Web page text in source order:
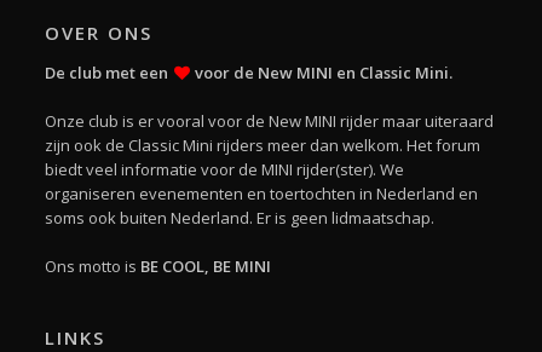
OVER ONS
De club met een voor de New MINI en Classic Mini.
Onze club is er vooral voor de New MINI rijder maar uiteraard
zijn ook de Classic Mini rijders meer dan welkom. Het forum
biedt veel informatie voor de MINI rijder(ster). We
organiseren evenementen en toertochten in Nederland en
soms ook buiten Nederland. Er is geen lidmaatschap.
Ons motto is BE COOL, BE MINI
LINKS